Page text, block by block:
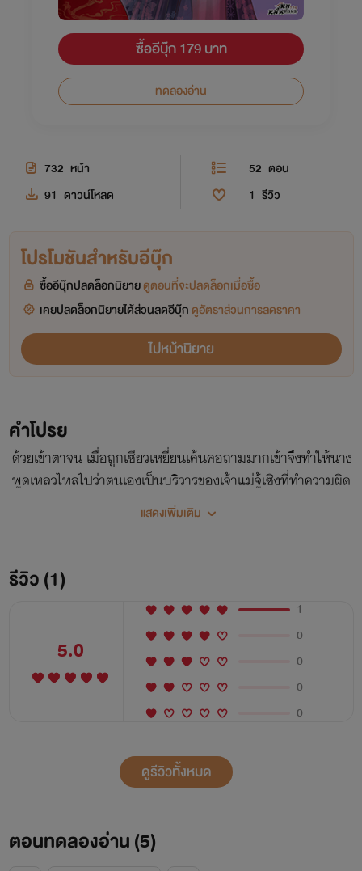
ซื้ออีบุ๊ก 179 บาท
ทดลองอ่าน
732 หน้า 52 ตอน
91 ดาวน์โหลด 1 รีวิว
โปรโมชันสำหรับอีบุ๊ก
ซื้ออีบุ๊กปลดล็อกนิยายดูตอนที่จะปลดล็อกเมื่อซื้อ
เคยปลดล็อกนิยายได้ส่วนลดอีบุ๊ก ดูอัตราส่วนการลดราคา
ไปหน้านิยาย
คำโปรย
ด้วยเข้าตาจน เมื่อถูกเซียวเหยี่ยนเค้นคอถามมากเข้าจึงทำให้นาง
พูดเหลวไหลไปว่าตนเองเป็นบริวารของเจ้าแม่จู้เซิงที่ทำความผิด
เลยโดนลงโทษให้มาเกิดในร่างของมนุษย์ วนเวียนไปเรื่อยๆ
จักรพรรดิจะทรงพระอารมณ์ร้ายน้อยกว่านี้สักหน่อยได้หรือไม่?
หัวใจดวงน้อยของนางนี้ใกล้จะรับไม่ไหวแล้ว!
แสดงเพิ่มเติม
รีวิว (1)
5.0
1
0
0
0
0
ดูรีวิวทั้งหมด
ตอนทดลองอ่าน (5)